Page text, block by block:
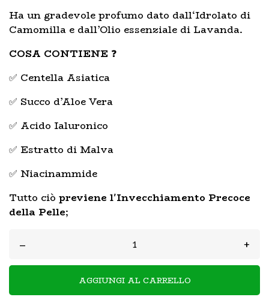
Ha un gradevole profumo dato dall‘Idrolato di
Camomilla e dall’Olio essenziale di Lavanda.
COSA CONTIENE ❓
✅ Centella Asiatica
✅ Succo d’Aloe Vera
✅ Acido Ialuronico
✅ Estratto di Malva
✅ Niacinammide
Tutto ciò previene l'Invecchiamento Precoce
della Pelle;
– +
AGGIUNGI AL CARRELLO